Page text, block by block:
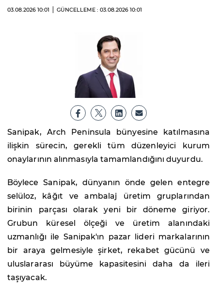
03.08.2026 10:01 GÜNCELLEME : 03.08.2026 10:01
Sanipak, Arch Peninsula bünyesine katılmasına
ilişkin sürecin, gerekli tüm düzenleyici kurum
onaylarının alınmasıyla tamamlandığını duyurdu.
Böylece Sanipak, dünyanın önde gelen entegre
selüloz, kâğıt ve ambalaj üretim gruplarından
birinin parçası olarak yeni bir döneme giriyor.
Grubun küresel ölçeği ve üretim alanındaki
uzmanlığı ile Sanipak'ın pazar lideri markalarının
bir araya gelmesiyle şirket, rekabet gücünü ve
uluslararası büyüme kapasitesini daha da ileri
taşıyacak.